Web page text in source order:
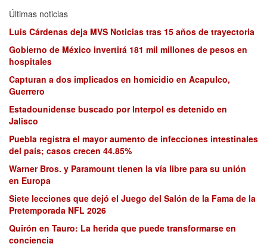
Últimas noticias
Luis Cárdenas deja MVS Noticias tras 15 años de trayectoria
Gobierno de México invertirá 181 mil millones de pesos en
hospitales
Capturan a dos implicados en homicidio en Acapulco,
Guerrero
Estadounidense buscado por Interpol es detenido en
Jalisco
Puebla registra el mayor aumento de infecciones intestinales
del país; casos crecen 44.85%
Warner Bros. y Paramount tienen la vía libre para su unión
en Europa
Siete lecciones que dejó el Juego del Salón de la Fama de la
Pretemporada NFL 2026
Quirón en Tauro: La herida que puede transformarse en
conciencia